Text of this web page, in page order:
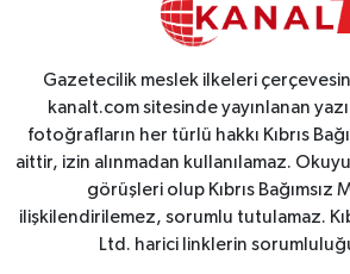
Gazetecilik meslek ilkeleri
kanalt.com sitesinde yayınlanan
fotoğrafların her türlü hakkı Kıbrıs
aittir, izin alınmadan kullanılamaz.
görüşleri olup Kıbrıs Bağımsız
ilişkilendirilemez, sorumlu tutulamaz.
Ltd. harici linklerin